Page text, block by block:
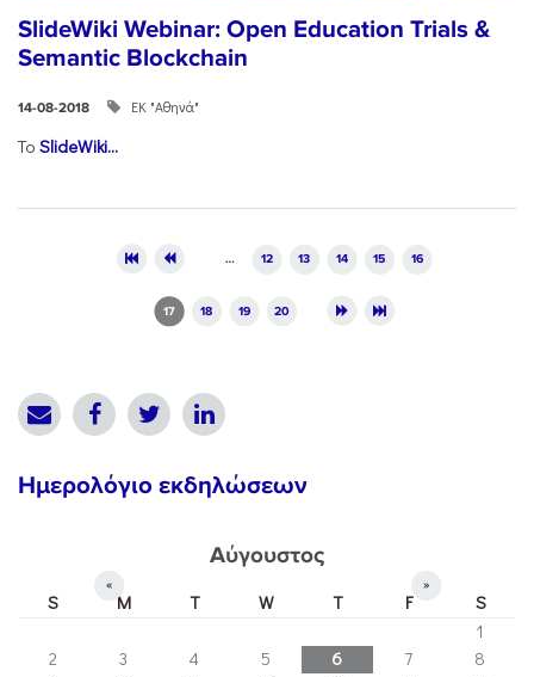
SlideWiki Webinar: Open Education Trials &
Semantic Blockchain
14-08-2018 ΕΚ "Αθηνά"
Το SlideWiki...
… 12 13 14 15 16
17 18 19 20
Ημερολόγιο εκδηλώσεων
Αύγουστος
« »
S M T W T F
S
1
2
3 4 5 6 7
8